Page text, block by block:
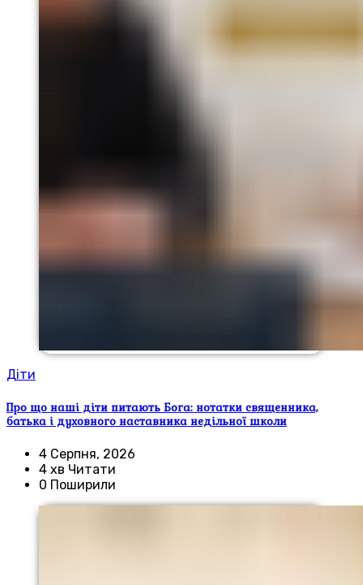
Діти
Про що наші діти питають Бога: нотатки священника,
батька і духовного наставника недільної школи
4 Серпня, 2026
4 хв Читати
0 Поширили